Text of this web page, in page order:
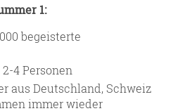
1:
begeisterte
4 Personen
aus Deutschland, Schweiz
immer wieder